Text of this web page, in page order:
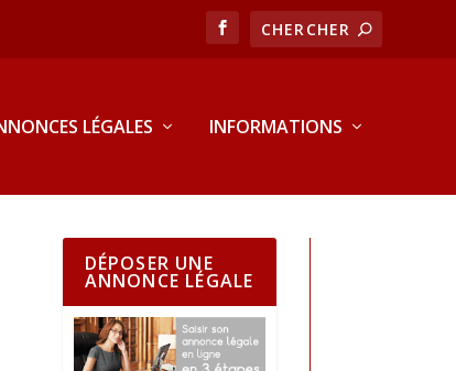
LÉGALES INFORMATIONS
DÉPOSER UNE
ANNONCE LÉGALE